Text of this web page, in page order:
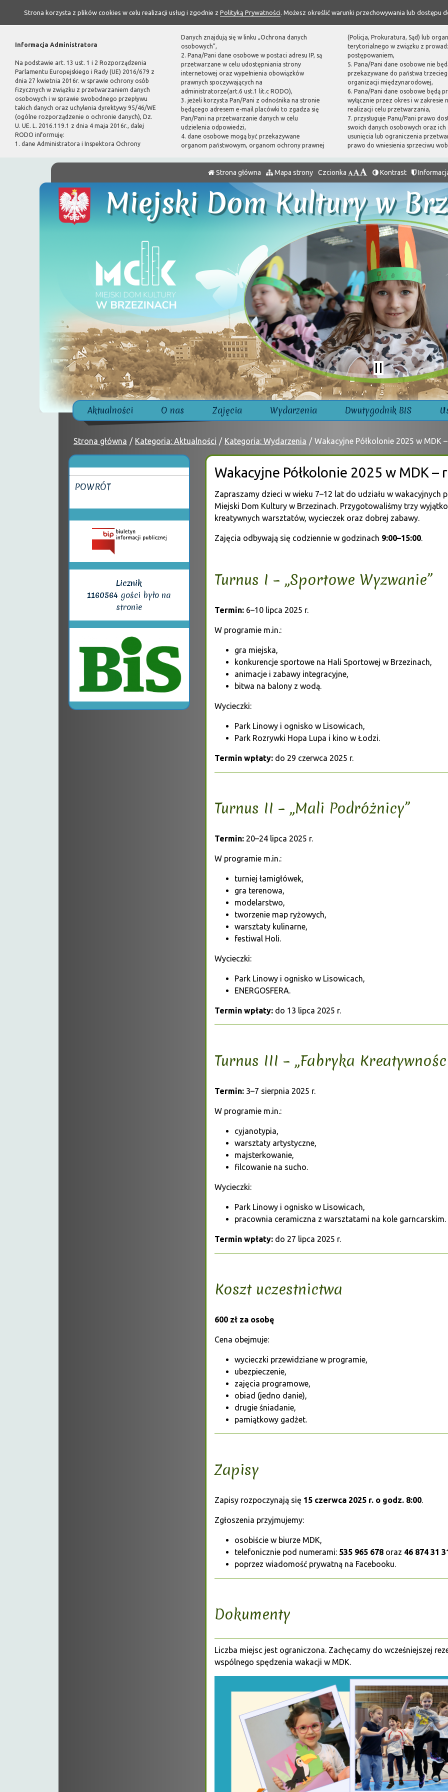
Strona korzysta z plików cookies w celu realizacji usług i zgodnie z Polityką Prywatności. Możesz określić warunki przechowywania lub dostępu
Informacja Administratora
Na podstawie art. 13 ust. 1 i 2 Rozporządzenia
Parlamentu Europejskiego i Rady (UE) 2016/679 z
dnia 27 kwietnia 2016r. w sprawie ochrony osób
fizycznych w związku z przetwarzaniem danych
osobowych i w sprawie swobodnego przepływu
takich danych oraz uchylenia dyrektywy 95/46/WE
(ogólne rozporządzenie o ochronie danych), Dz.
U. UE. L. 2016.119.1 z dnia 4 maja 2016r., dalej
RODO informuję:
1. dane Administratora i Inspektora Ochrony
Danych znajdują się w linku „Ochrona danych
osobowych”,
2. Pana/Pani dane osobowe w postaci adresu IP, są
przetwarzane w celu udostępniania strony
internetowej oraz wypełnienia obowiązków
prawnych spoczywających na
administratorze(art.6 ust.1 lit.c RODO),
3. jeżeli korzysta Pan/Pani z odnośnika na stronie
będącego adresem e-mail placówki to zgadza się
Pan/Pani na przetwarzanie danych w celu
udzielenia odpowiedzi,
4. dane osobowe mogą być przekazywane
organom państwowym, organom ochrony prawnej
(Policja, Prokuratura, Sąd) lub
terytorialnego w związku z
postępowaniem,
5. Pana/Pani dane osobowe nie
przekazywane do państwa
organizacji międzynarodowej,
6. Pana/Pani dane osobowe będą
wyłącznie przez okres i w zakresie
realizacji celu przetwarzania,
7. przysługuje Panu/Pani prawo
swoich danych osobowych oraz
usunięcia lub ograniczenia
prawo do wniesienia sprzeciwu
Strona główna Mapa strony Czcionka Kontrast
Miejski Dom Kultury w
Aktualności O nas Zajęcia Wydarzenia Dwutygodnik BIS
Strona główna Kategoria: Aktualności Kategoria: Wydarzenia Wakacyjne Półkolonie 2025 w MDK
Wakacyjne Półkolonie 2025 w MDK –
Zapraszamy dzieci w wieku 7–12 lat do udziału w wakacyjnych
Miejski Dom Kultury w Brzezinach. Przygotowaliśmy trzy
kreatywnych warsztatów, wycieczek oraz dobrej zabawy.
Zajęcia odbywają się codziennie w godzinach 9:00–15:00.
Turnus I – „Sportowe Wyzwanie”
Termin:6–10 lipca 2025 r.
W programie m.in.:
gra miejska,
konkurencje sportowe na Hali Sportowej w Brzezinach,
animacje i zabawy integracyjne,
bitwa na balony z wodą.
Wycieczki:
Park Linowy i ognisko w Lisowicach,
Park Rozrywki Hopa Lupa i kino w Łodzi.
Termin wpłaty:do 29 czerwca 2025 r.
Turnus II – „Mali Podróżnicy”
Termin:20–24 lipca 2025 r.
W programie m.in.:
turniej łamigłówek,
gra terenowa,
modelarstwo,
tworzenie map ryżowych,
warsztaty kulinarne,
festiwal Holi.
Wycieczki:
Park Linowy i ognisko w Lisowicach,
ENERGOSFERA.
Termin wpłaty:do 13 lipca 2025 r.
Turnus III – „Fabryka
Termin:3–7 sierpnia 2025 r.
W programie m.in.:
cyjanotypia,
warsztaty artystyczne,
majsterkowanie,
filcowanie na sucho.
Wycieczki:
Park Linowy i ognisko w Lisowicach,
pracownia ceramiczna z warsztatami na kole garncarskim.
Termin wpłaty:do 27 lipca 2025 r.
Koszt uczestnictwa
600 zł za osobę
Cena obejmuje:
wycieczki przewidziane w programie,
ubezpieczenie,
zajęcia programowe,
obiad (jedno danie),
drugie śniadanie,
pamiątkowy gadżet.
Zapisy
Zapisy rozpoczynają się 15 czerwca 2025 r. o godz. 8:00.
Zgłoszenia przyjmujemy:
osobiście w biurze MDK,
telefonicznie pod numerami: 535 965 678oraz 46 874 31
poprzez wiadomość prywatną na Facebooku.
Dokumenty
Liczba miejsc jest ograniczona. Zachęcamy do wcześniejszej
wspólnego spędzenia wakacji w MDK.
POWRÓT
Licznik
1160564 gości było na
stronie